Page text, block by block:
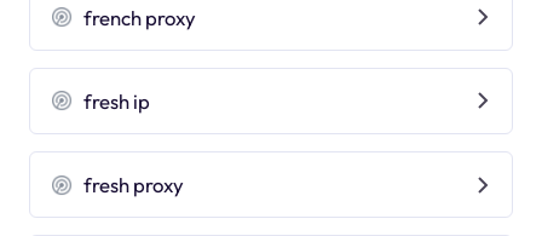
french proxy
fresh ip
fresh proxy